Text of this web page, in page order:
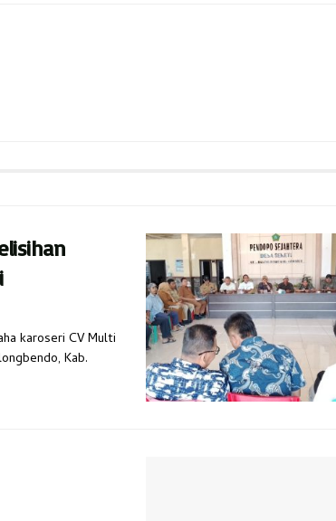
karoseri CV Multi
Kab.